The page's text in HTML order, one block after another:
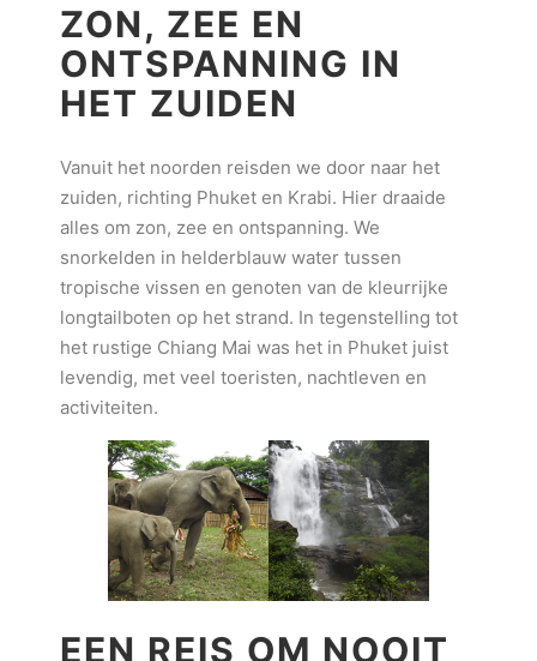
ZON, ZEE EN
ONTSPANNING IN
HET ZUIDEN
Vanuit het noorden reisden we door naar het
zuiden, richting Phuket en Krabi. Hier draaide
alles om zon, zee en ontspanning. We
snorkelden in helderblauw water tussen
tropische vissen en genoten van de kleurrijke
longtailboten op het strand. In tegenstelling tot
het rustige Chiang Mai was het in Phuket juist
levendig, met veel toeristen, nachtleven en
activiteiten.
EEN REIS OM NOOIT